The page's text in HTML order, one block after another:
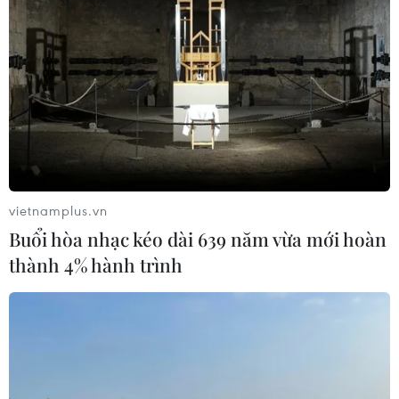
Vệ tinh Nga mở rộng vùng phủ sóng
liên lạc trên không phận Ukraine
02/08/2026 23:28
Xem thêm
vietnamplus.vn
Buổi hòa nhạc kéo dài 639 năm vừa mới hoàn
thành 4% hành trình